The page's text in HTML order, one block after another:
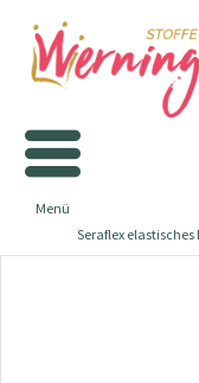
Menü
Seraflex